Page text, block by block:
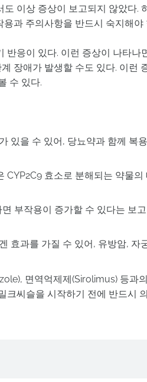
이상 증상이 보고되지 않았다.
과 주의사항을 반드시 숙지해야
반응이 있다. 이런 증상이 나타나
장애가 발생할 수도 있다. 이런
수 있다.
있을 수 있어, 당뇨약과 함께 복
CYP2C9 효소로 분해되는 약물의
면 부작용이 증가할 수 있다는 보
효과를 가질 수 있어, 유방암, 자
면역억제제(Sirolimus) 등과
크씨슬을 시작하기 전에 반드시